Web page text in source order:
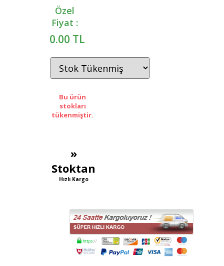
Özel
Fiyat :
0.00 TL
Bu ürün
stokları
tükenmiştir.
»
Stoktan
Hızlı Kargo